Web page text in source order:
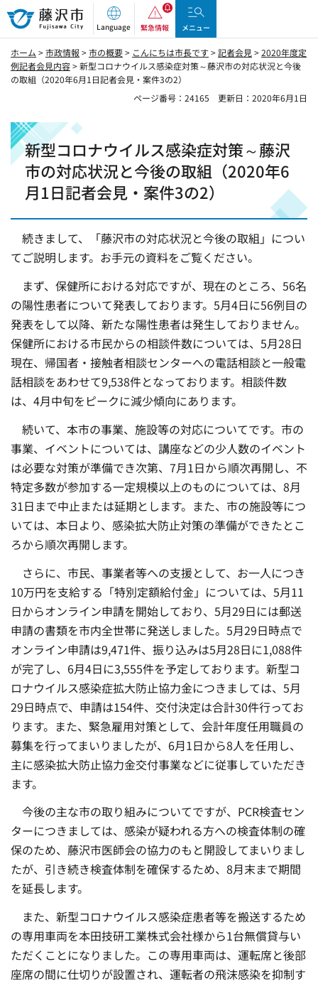
藤沢市
Language 緊急情報 メニュー
ホーム >市政情報 >市の概要> こんにちは市長です>記者会見>2020年度定
例記者会見内容> 新型コロナウイルス感染症対策～藤沢市の対応状況と今後
の取組（2020年6月1日記者会見・案件3の2）
ページ番号：24165
更新日：2020年6月1日
新型コロナウイルス感染症対策～藤沢
市の対応状況と今後の取組（2020年6
月1日記者会見・案件3の2）
続きまして、「藤沢市の対応状況と今後の取組」につい
てご説明します。お手元の資料をご覧ください。
まず、保健所における対応ですが、現在のところ、56名
の陽性患者について発表しております。5月4日に56例目の
発表をして以降、新たな陽性患者は発生しておりません。
保健所における市民からの相談件数については、5月28日
現在、帰国者・接触者相談センターへの電話相談と一般電
話相談をあわせて9,538件となっております。相談件数
は、4月中旬をピークに減少傾向にあります。
続いて、本市の事業、施設等の対応についてです。市の
事業、イベントについては、講座などの少人数のイベント
は必要な対策が準備でき次第、7月1日から順次再開し、不
特定多数が参加する一定規模以上のものについては、8月
31日まで中止または延期とします。また、市の施設等につ
いては、本日より、感染拡大防止対策の準備ができたとこ
ろから順次再開します。
さらに、市民、事業者等への支援として、お一人につき
10万円を支給する「特別定額給付金」については、5月11
日からオンライン申請を開始しており、5月29日には郵送
申請の書類を市内全世帯に発送しました。5月29日時点で
オンライン申請は9,471件、振り込みは5月28日に1,088件
が完了し、6月4日に3,555件を予定しております。新型コ
ロナウイルス感染症拡大防止協力金につきましては、5月
29日時点で、申請は154件、交付決定は合計30件行ってお
ります。また、緊急雇用対策として、会計年度任用職員の
募集を行ってまいりましたが、6月1日から8人を任用し、
主に感染拡大防止協力金交付事業などに従事していただき
ます。
今後の主な市の取り組みについてですが、PCR検査セン
ターにつきましては、感染が疑われる方への検査体制の確
保のため、藤沢市医師会の協力のもと開設してまいりまし
たが、引き続き検査体制を確保するため、8月末まで期間
を延長します。
また、新型コロナウイルス感染症患者等を搬送するため
の専用車両を本田技研工業株式会社様から1台無償貸与い
ただくことになりました。この専用車両は、運転席と後部
座席の間に仕切りが設置され、運転者の飛沫感染を抑制す